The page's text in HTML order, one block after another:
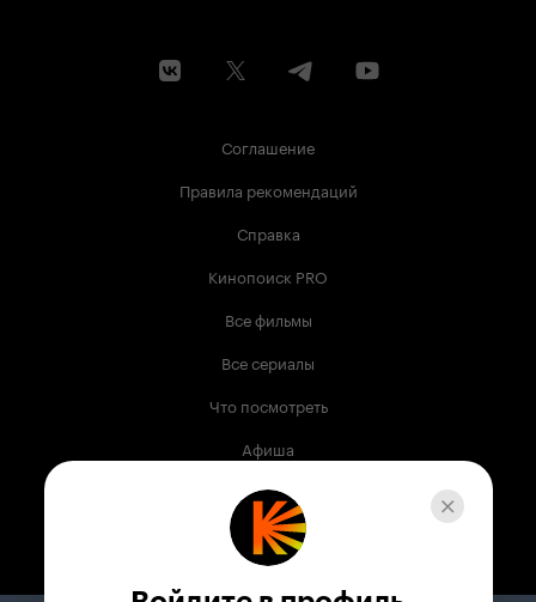
Соглашение
Правила рекомендаций
Справка
Кинопоиск PRO
Все фильмы
Все сериалы
Что посмотреть
Афиша
Музыка
Телепрограмма